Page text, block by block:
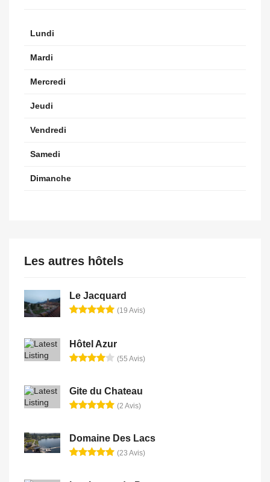
Lundi
Mardi
Mercredi
Jeudi
Vendredi
Samedi
Dimanche
Les autres hôtels
Le Jacquard
(19 Avis)
Hôtel Azur
(55 Avis)
Gite du Chateau
(2 Avis)
Domaine Des Lacs
(23 Avis)